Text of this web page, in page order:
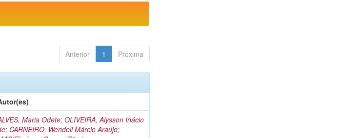
Anterior 1 Próxima
Maria Odete;OLIVEIRA, Alysson Inácio
; CARNEIRO, Wendell Márcio Araújo;